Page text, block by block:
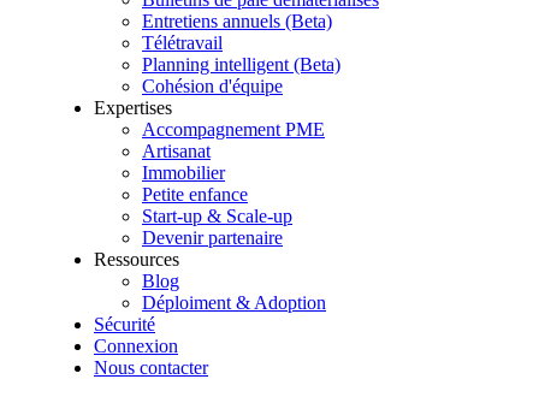
Entretiens annuels (Beta)
Télétravail
Planning intelligent (Beta)
Cohésion d'équipe
Expertises
Accompagnement PME
Artisanat
Immobilier
Petite enfance
Start-up & Scale-up
Devenir partenaire
Ressources
Blog
Déploiment & Adoption
Sécurité
Connexion
Nous contacter